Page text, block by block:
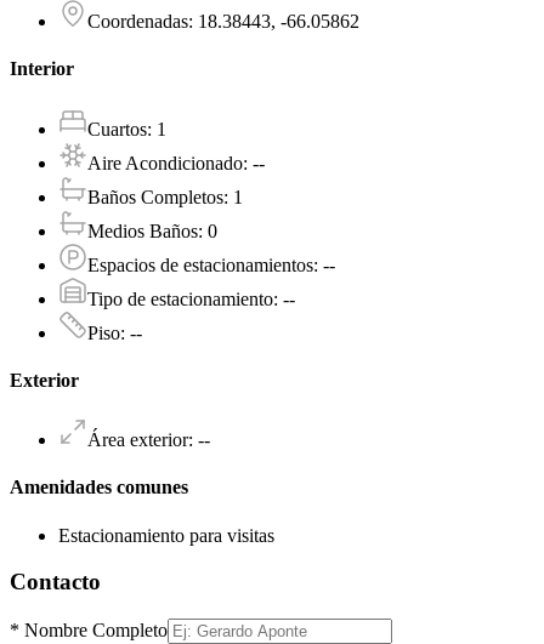
Coordenadas: 18.38443, -66.05862
Interior
Cuartos: 1
Aire Acondicionado: --
Baños Completos: 1
Medios Baños: 0
Espacios de estacionamientos: --
Tipo de estacionamiento: --
Piso: --
Exterior
Área exterior: --
Amenidades comunes
Estacionamiento para visitas
Contacto
* Nombre Completo